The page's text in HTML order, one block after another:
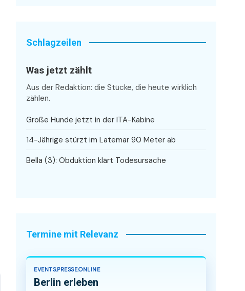
Schlagzeilen
Was jetzt zählt
Aus der Redaktion: die Stücke, die heute wirklich
zählen.
Große Hunde jetzt in der ITA-Kabine
14-Jährige stürzt im Latemar 90 Meter ab
Bella (3): Obduktion klärt Todesursache
Termine mit Relevanz
EVENTS.PRESSE.ONLINE
Berlin erleben